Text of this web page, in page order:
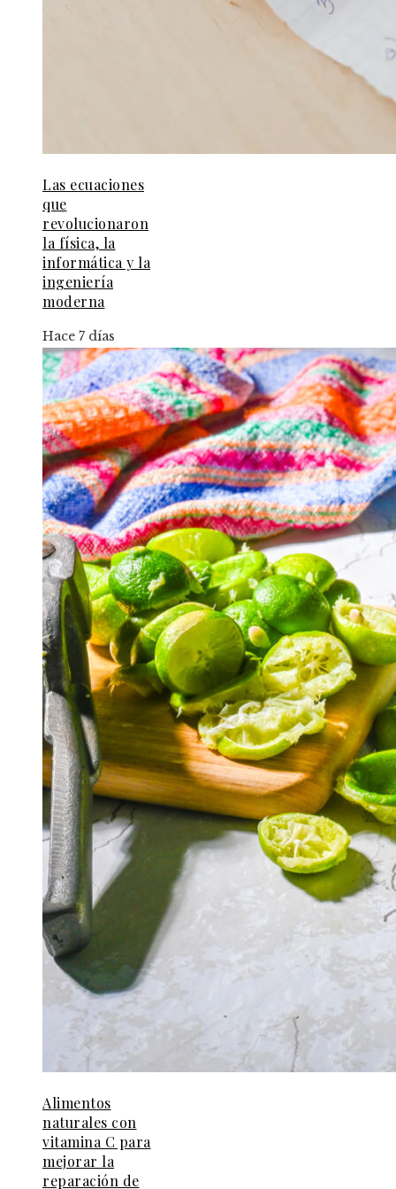
Las ecuaciones
que
revolucionaron
la física, la
informática y la
ingeniería
moderna
Hace 7 días
Alimentos
naturales con
vitamina C para
mejorar la
reparación de